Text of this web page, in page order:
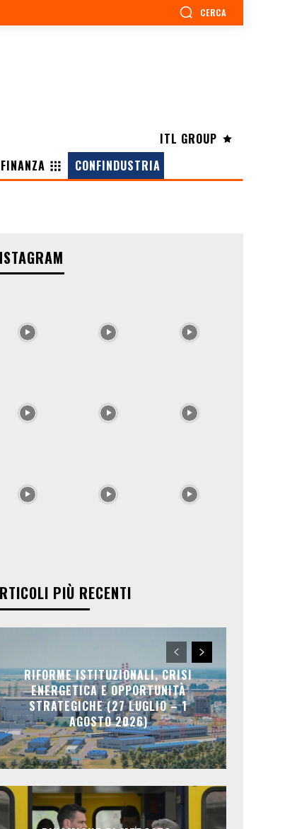
CERCA
ITL GROUP
CONFINDUSTRIA
PIÙ RECENTI
RIFORME ISTITUZIONALI, CRISI
ENERGETICA E OPPORTUNITÀ
STRATEGICHE (27 LUGLIO – 1
AGOSTO 2026)